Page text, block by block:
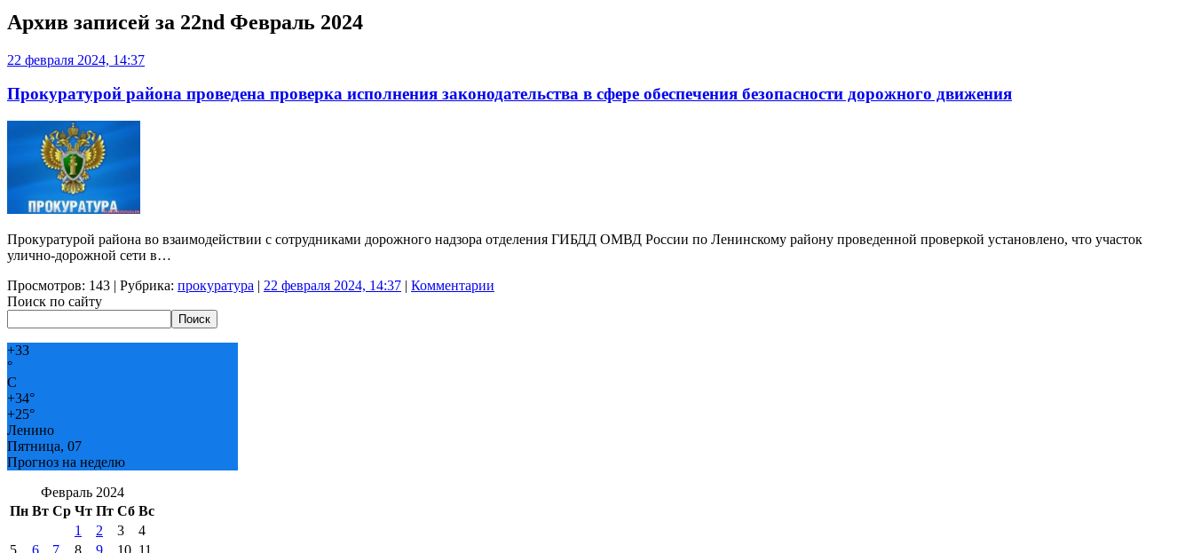
Архив записей за 22nd Февраль 2024
22 февраля 2024, 14:37
Прокуратурой района проведена проверка исполнения законодательства в сфере обеспечения безопасности дорожного движения
Прокуратурой района во взаимодействии с сотрудниками дорожного надзора отделения ГИБДД ОМВД России по Ленинскому району проведенной проверкой установлено, что участок
улично-дорожной сети в…
Просмотров: 143 | Рубрика: прокуратура | 22 февраля 2024, 14:37 | Комментарии
Поиск по сайту
Поиск
+33
°
C
+34°
+25°
Ленино
Пятница, 07
Прогноз на неделю
Февраль 2024
Пн Вт Ср Чт Пт Сб Вс
1
2 3
4
5
6 7 8 9 10 11